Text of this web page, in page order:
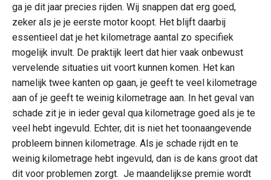
ga je dit jaar precies rijden. Wij snappen dat erg goed,
zeker als je je eerste motor koopt. Het blijft daarbij
essentieel dat je het kilometrage aantal zo specifiek
mogelijk invult. De praktijk leert dat hier vaak onbewust
vervelende situaties uit voort kunnen komen. Het kan
namelijk twee kanten op gaan, je geeft te veel kilometrage
aan of je geeft te weinig kilometrage aan. In het geval van
schade zit je in ieder geval qua kilometrage goed als je te
veel hebt ingevuld. Echter, dit is niet het toonaangevende
probleem binnen kilometrage. Als je schade rijdt en te
weinig kilometrage hebt ingevuld, dan is de kans groot dat
dit voor problemen zorgt. Je maandelijkse premie wordt